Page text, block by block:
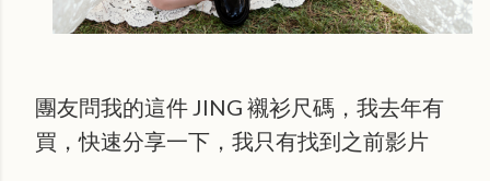
團友問我的這件 JING 襯衫尺碼，我去年有
買，快速分享一下，我只有找到之前影片